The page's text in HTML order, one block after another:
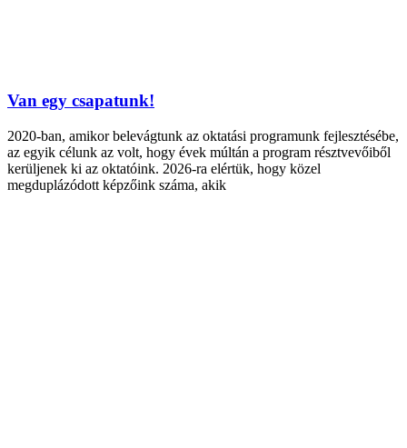
Van egy csapatunk!
2020-ban, amikor belevágtunk az oktatási programunk fejlesztésébe,
az egyik célunk az volt, hogy évek múltán a program résztvevőiből
kerüljenek ki az oktatóink. 2026-ra elértük, hogy közel
megduplázódott képzőink száma, akik